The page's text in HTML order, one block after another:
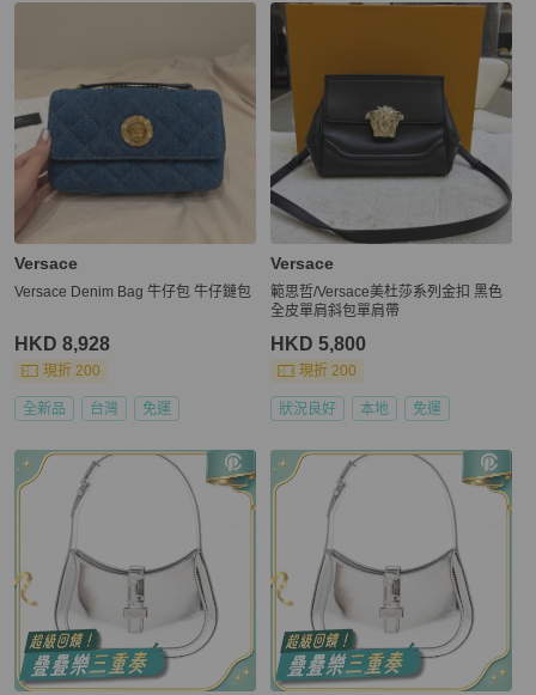
Versace
Versace Denim Bag 牛仔包 牛仔鏈包
HKD 8,928
現折 200
全新品 台灣 免運
Versace
範思哲/Versace美杜莎系列金扣 黑色
全皮單肩斜包單肩帶
HKD 5,800
現折 200
狀況良好 本地 免運